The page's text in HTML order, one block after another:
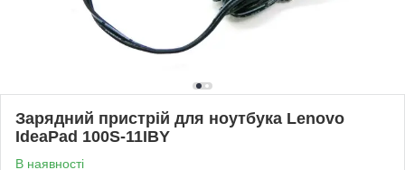
Зарядний пристрій для ноутбука Lenovo
IdeaPad 100S-11IBY
В наявності